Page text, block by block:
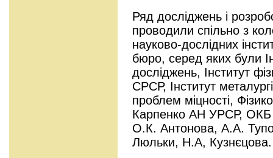
Ряд досліджень і
проводили спільно з
науково-дослідних
бюро, серед яких були
досліджень, Інститут
СРСР, Інститут
проблем міцності,
Карпенко АН УРСР, ОКБ
О.К. Антонова, А.А.
Люльки, Н.А, Кузнєцова.